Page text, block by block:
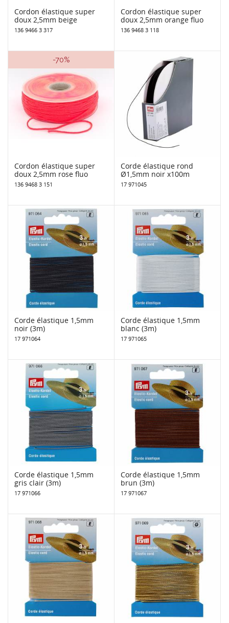
Cordon élastique super
doux 2,5mm beige
136 9466 3 317
Cordon élastique super
doux 2,5mm orange fluo
136 9468 3 118
-70%
Cordon élastique super
doux 2,5mm rose fluo
136 9468 3 151
Corde élastique rond
Ø1,5mm noir x100m
17 971045
Corde élastique 1,5mm
noir (3m)
17 971064
Corde élastique 1,5mm
blanc (3m)
17 971065
Corde élastique 1,5mm
gris clair (3m)
17 971066
Corde élastique 1,5mm
brun (3m)
17 971067